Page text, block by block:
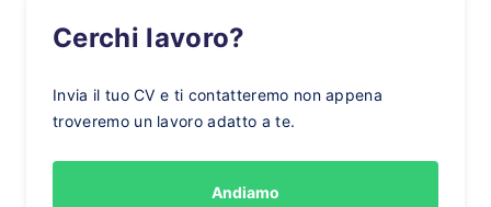
Cerchi lavoro?
Invia il tuo CV e ti contatteremo non appena
troveremo un lavoro adatto a te.
Andiamo